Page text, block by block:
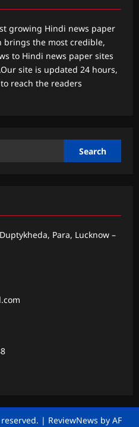
growing Hindi news paper
brings the most credible,
to Hindi news paper sites
site is updated 24 hours,
reach the readers
Para, Lucknow –
| ReviewNews by AF